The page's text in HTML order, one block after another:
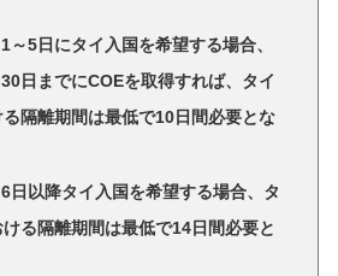
～5日にタイ入国を希望する場合、
日までにCOEを取得すれば、タイ
る隔離期間は最低で10日間必要とな
日以降タイ入国を希望する場合、タ
る隔離期間は最低で14日間必要と